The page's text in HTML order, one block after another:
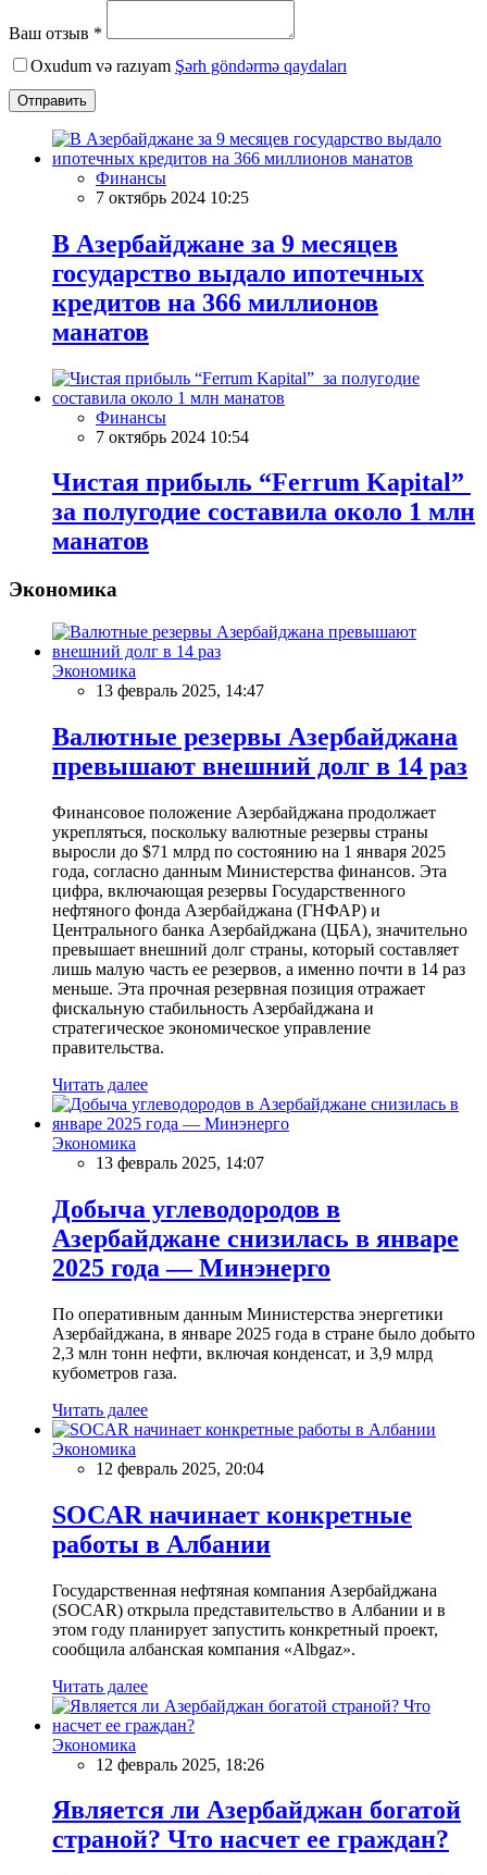
Ваш отзыв *
Oxudum və razıyam Şərh göndərmə qaydaları
Отправить
Финансы
7 октябрь 2024 10:25
В Азербайджане за 9 месяцев
государство выдало ипотечных
кредитов на 366 миллионов
манатов
Финансы
7 октябрь 2024 10:54
Чистая прибыль “Ferrum Kapital”
за полугодие составила около 1 млн
манатов
Экономика
Экономика
13 февраль 2025, 14:47
Валютные резервы Азербайджана
превышают внешний долг в 14 раз
Финансовое положение Азербайджана продолжает
укрепляться, поскольку валютные резервы страны
выросли до $71 млрд по состоянию на 1 января 2025
года, согласно данным Министерства финансов. Эта
цифра, включающая резервы Государственного
нефтяного фонда Азербайджана (ГНФАР) и
Центрального банка Азербайджана (ЦБА), значительно
превышает внешний долг страны, который составляет
лишь малую часть ее резервов, а именно почти в 14 раз
меньше. Эта прочная резервная позиция отражает
фискальную стабильность Азербайджана и
стратегическое экономическое управление
правительства.
Читать далее
Экономика
13 февраль 2025, 14:07
Добыча углеводородов в
Азербайджане снизилась в январе
2025 года — Минэнерго
По оперативным данным Министерства энергетики
Азербайджана, в январе 2025 года в стране было добыто
2,3 млн тонн нефти, включая конденсат, и 3,9 млрд
кубометров газа.
Читать далее
Экономика
12 февраль 2025, 20:04
SOCAR начинает конкретные
работы в Албании
Государственная нефтяная компания Азербайджана
(SOCAR) открыла представительство в Албании и в
этом году планирует запустить конкретный проект,
сообщила албанская компания «Albgaz».
Читать далее
Экономика
12 февраль 2025, 18:26
Является ли Азербайджан богатой
страной? Что насчет ее граждан?